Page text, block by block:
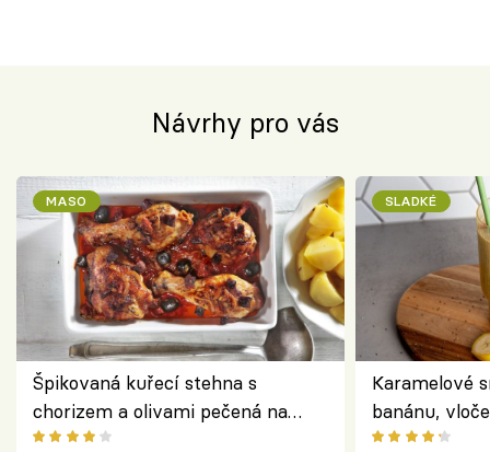
Návrhy pro vás
MASO
Špikovaná kuřecí stehna s
chorizem a olivami pečená na
letní zelenině – šťavnaté maso s
SLADKÉ
Karamelové
banánu,
snídaně do